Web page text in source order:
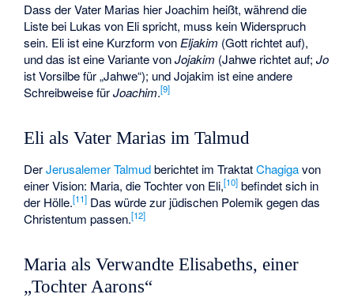
Dass der Vater Marias hier Joachim heißt, während die
Liste bei Lukas von Eli spricht, muss kein Widerspruch
sein. Eli ist eine Kurzform von Eljakim (Gott richtet auf),
und das ist eine Variante vonJojakim (Jahwe richtet auf;Jo
ist Vorsilbe für „Jahwe“); und Jojakim ist eine andere
Schreibweise fürJoachim.[9]
Eli als Vater Marias im Talmud
DerJerusalemer Talmudberichtet im TraktatChagigavon
einer Vision: Maria, die Tochter von Eli,[10] befindet sich in
der Hölle.[11] Das würde zur jüdischen Polemik gegen das
Christentum passen.[12]
Maria als Verwandte Elisabeths, einer
„Tochter Aarons“